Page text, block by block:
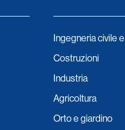
Ingegneria civile
Costruzioni
Industria
Agricoltura
Orto e giardino